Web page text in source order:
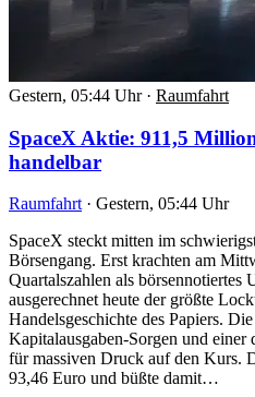
Gestern, 05:44 Uhr · Raumfahrt
SpaceX Aktie: 911,5
handelbar
Raumfahrt · Gestern, 05:44 Uhr
SpaceX steckt mitten im
Börsengang. Erst krachten am
Quartalszahlen als börsennotiertes
ausgerechnet heute der größte
Handelsgeschichte des Papiers.
Kapitalausgaben-Sorgen und
für massiven Druck auf den Kurs.
93,46 Euro und büßte damit…